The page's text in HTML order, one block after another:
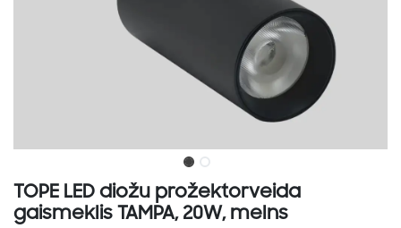
TOPE LED diožu prožektorveida
gaismeklis TAMPA, 20W, melns